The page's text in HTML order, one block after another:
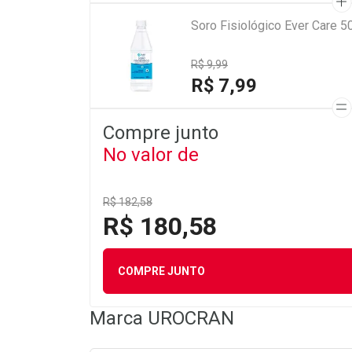
Soro Fisiológico Ever Care
R$ 9,99
R$ 7,99
Compre junto
No valor de
R$ 182,58
R$ 180,58
COMPRE JUNTO
Marca UROCRAN